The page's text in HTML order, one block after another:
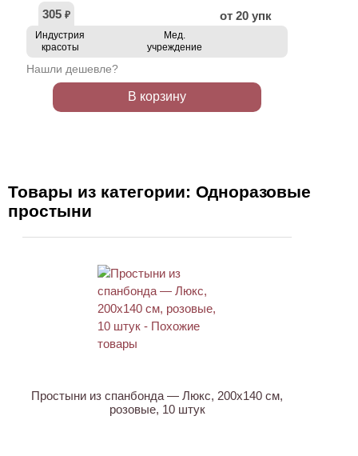
305 ₽ от 20 упк
Индустрия
красоты
Мед.
учреждение
Нашли дешевле?
В корзину
Товары из категории: Одноразовые
простыни
Простыни из спанбонда — Люкс, 200х140 см,
розовые, 10 штук